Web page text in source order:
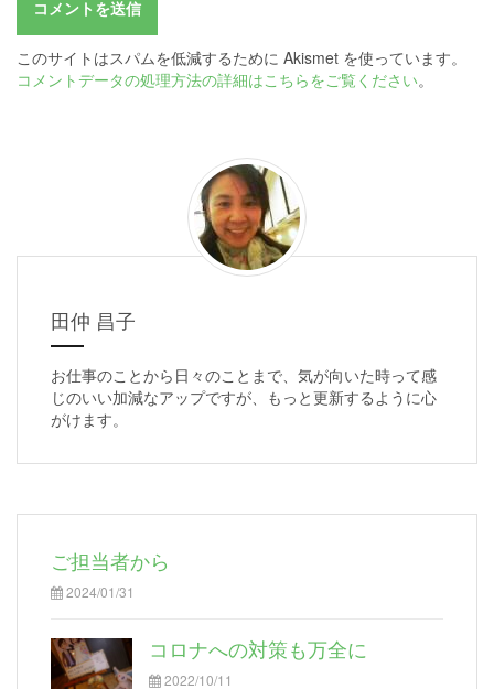
このサイトはスパムを低減するために Akismet を使っています。
コメントデータの処理方法の詳細はこちらをご覧ください。
田仲 昌子
お仕事のことから日々のことまで、気が向いた時って感
じのいい加減なアップですが、もっと更新するように心
がけます。
ご担当者から
2024/01/31
コロナへの対策も万全に
2022/10/11